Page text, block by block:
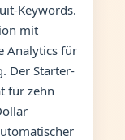
Keywords.
mit
Analytics für
Der Starter-
für zehn